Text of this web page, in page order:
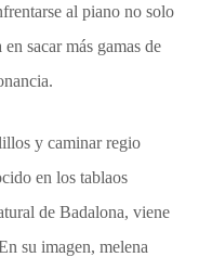
al piano no solo
sacar más gamas de
y caminar regio
en los tablaos
de Badalona, viene
su imagen, melena